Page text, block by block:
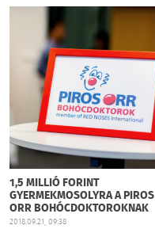
1,5 MILLIÓ FORINT
GYERMEKMOSOLYRA A PIROS
ORR BOHÓCDOKTOROKNAK
2018.09.21, 09:38